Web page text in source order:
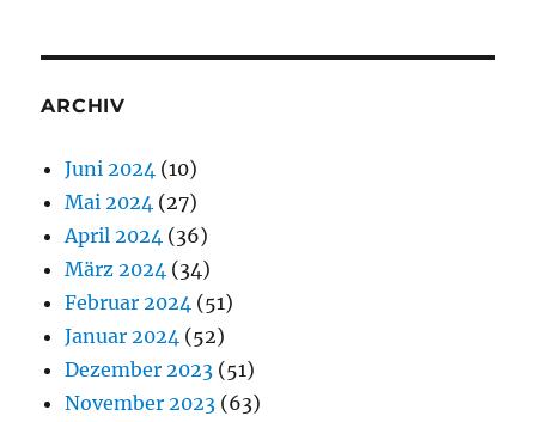
ARCHIV
Juni 2024 (10)
Mai 2024 (27)
April 2024 (36)
März 2024 (34)
Februar 2024 (51)
Januar 2024 (52)
Dezember 2023 (51)
November 2023 (63)